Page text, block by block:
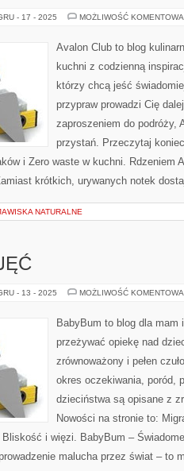
- 17 - 2025 MOŻLIWOŚĆ
Avalon Club to blog
kuchni z codzienną
którzy chcą jeść
przypraw prowadzi Cię
zaproszeniem do podróży,
przystań. Przeczytaj
i Zero waste w kuchni. Rdzeniem
krótkich, urywanych notek
NATURALNE
- 13 - 2025 MOŻLIWOŚĆ
BabyBum to blog dla mam
przeżywać opiekę nad
zrównoważony i pełen
okres oczekiwania, poród,
dzieciństwa są opisane z
Nowości na stronie to:
i więzi. BabyBum –
malucha przez świat – to